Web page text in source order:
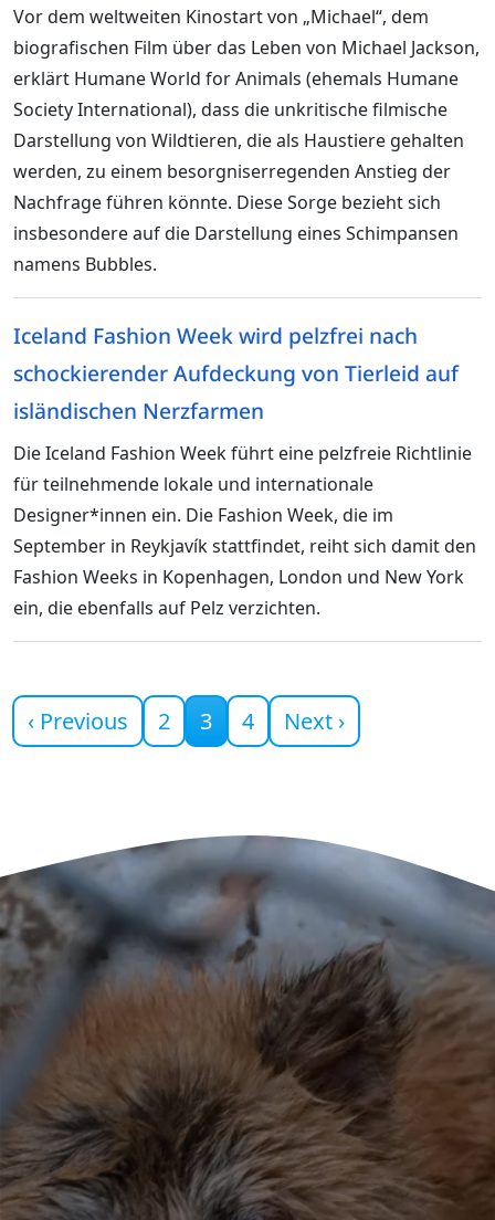
Vor dem weltweiten Kinostart von „Michael“, dem
biografischen Film über das Leben von Michael Jackson,
erklärt Humane World for Animals (ehemals Humane
Society International), dass die unkritische filmische
Darstellung von Wildtieren, die als Haustiere gehalten
werden, zu einem besorgniserregenden Anstieg der
Nachfrage führen könnte. Diese Sorge bezieht sich
insbesondere auf die Darstellung eines Schimpansen
namens Bubbles.
Iceland Fashion Week wird pelzfrei nach
schockierender Aufdeckung von Tierleid auf
isländischen Nerzfarmen
Die Iceland Fashion Week führt eine pelzfreie Richtlinie
für teilnehmende lokale und internationale
Designer*innen ein. Die Fashion Week, die im
September in Reykjavík stattfindet, reiht sich damit den
Fashion Weeks in Kopenhagen, London und New York
ein, die ebenfalls auf Pelz verzichten.
‹ Previous 2 Current page
3 4 Next ›